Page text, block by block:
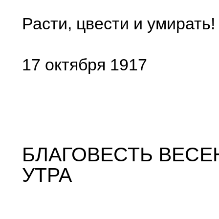
Расти, цвести и умирать!
17 октября 1917
БЛАГОВЕСТЬ
УТРА